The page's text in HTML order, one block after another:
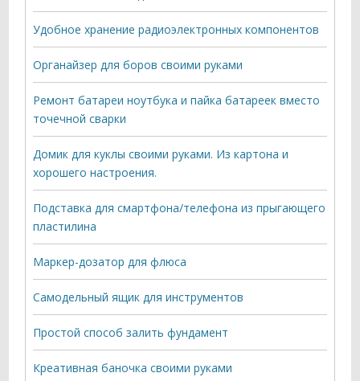
Удобное хранение радиоэлектронных компонентов
Органайзер для боров своими руками
Ремонт батареи ноутбука и пайка батареек вместо
точечной сварки
Домик для куклы своими руками. Из картона и
хорошего настроения.
Подставка для смартфона/телефона из прыгающего
пластилина
Маркер-дозатор для флюса
Самодельный ящик для инструментов
Простой способ залить фундамент
Креативная баночка своими руками